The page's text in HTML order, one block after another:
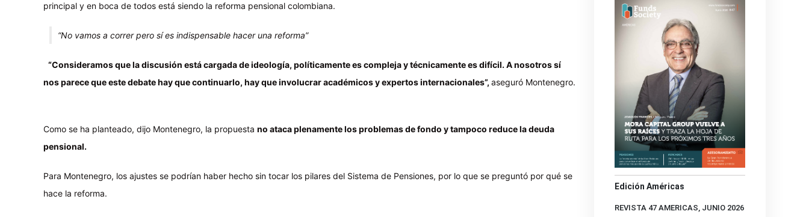
principal y en boca de todos está siendo la reforma pensional colombiana.
“No vamos a correr pero sí es indispensable hacer una reforma”
“Consideramos que la discusión está cargada de ideología, políticamente es compleja y técnicamente es difícil. A nosotros sí
nos parece que este debate hay que continuarlo, hay que involucrar académicos y expertos internacionales”, aseguró Montenegro.
Como se ha planteado, dijo Montenegro, la propuesta no ataca plenamente los problemas de fondo y tampoco reduce la deuda
pensional.
Para Montenegro, los ajustes se podrían haber hecho sin tocar los pilares del Sistema de Pensiones, por lo que se preguntó por qué se
hace la reforma.
Edición Américas
REVISTA 47 AMERICAS, JUNIO 2026